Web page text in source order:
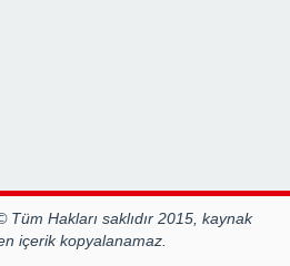
Tüm Hakları saklıdır 2015, kaynak
içerik kopyalanamaz.